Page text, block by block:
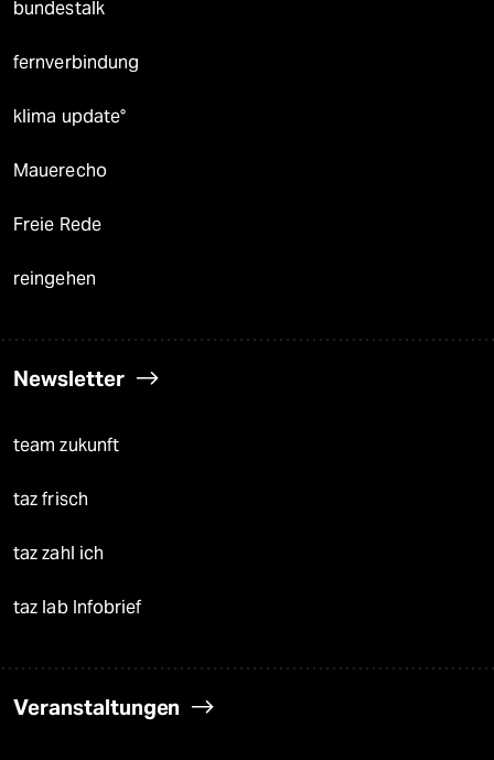
bundestalk
fernverbindung
klima update°
Mauerecho
Freie Rede
reingehen
Newsletter
team zukunft
taz frisch
taz zahl ich
taz lab Infobrief
Veranstaltungen